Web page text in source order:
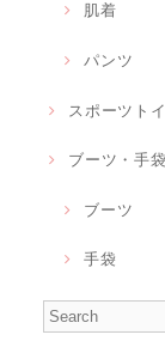
肌着
パンツ
スポーツトイ
ブーツ・手袋
ブーツ
手袋